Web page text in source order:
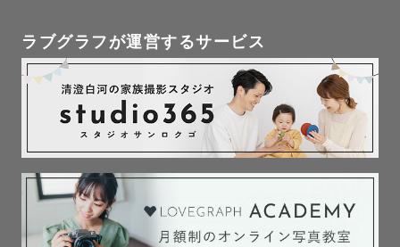
ラブグラフが運営するサービス